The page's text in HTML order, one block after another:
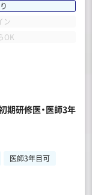
ン
OK
期研修医・医師3年
医師3年目可